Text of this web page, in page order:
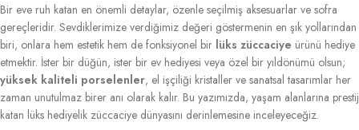
Bir eve ruh katan en önemli detaylar, özenle seçilmiş aksesuarlar ve sofra
gereçleridir. Sevdiklerimize verdiğimiz değeri göstermenin en şık yollarından
biri, onlara hem estetik hem de fonksiyonel bir lüks züccaciye ürünü hediye
etmektir. İster bir düğün, ister bir ev hediyesi veya özel bir yıldönümü olsun;
yüksek kaliteli porselenler, el işçiliği kristaller ve sanatsal tasarımlar her
zaman unutulmaz birer anı olarak kalır. Bu yazımızda, yaşam alanlarına prestij
katan lüks hediyelik züccaciye dünyasını derinlemesine inceleyeceğiz.